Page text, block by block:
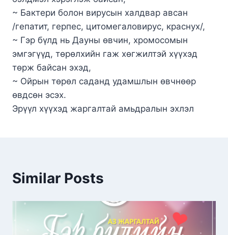
~ Бактери болон вирусын халдвар авсан
/гепатит, герпес, цитомегаловирус, краснух/,
~ Гэр бүлд нь Дауны өвчин, хромосомын
эмгэгүүд, төрөлхийн гаж хөгжилтэй хүүхэд
төрж байсан эхэд,
~ Ойрын төрөл саданд удамшлын өвчнөөр
өвдсөн эсэх.
Эрүүл хүүхэд жаргалтай амьдралын эхлэл
Similar Posts